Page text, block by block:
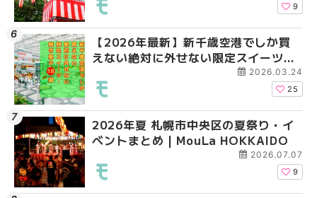
9
【2026年最新】新千歳空港でしか買
えない絶対に外せない限定スイーツ・
焼き菓子18選 | MouLa HOKKAIDO
2026.03.24
25
2026年夏 札幌市中央区の夏祭り・イ
ベントまとめ | MouLa HOKKAIDO
2026.07.07
9
2026年夏 札幌市南区
ントまとめ | MouLa
2026年夏 札幌市清田
ベントまとめ |
2026年夏 札幌市清田
ベントまとめ |
札幌の麻辣湯（マーラ
め専門店6選！本場の
新店まで徹底比較 |